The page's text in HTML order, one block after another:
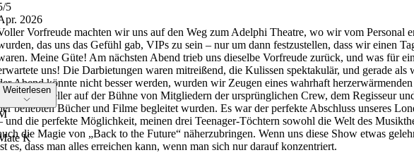
/5
2026
Vorfreude machten wir uns auf den Weg zum Adelphi Theatre, wo wir vom Personal
das uns das Gefühl gab, VIPs zu sein – nur um dann festzustellen, dass wir einen
Meine Güte! Am nächsten Abend trieb uns dieselbe Vorfreude zurück, und was für
uns! Die Darbietungen waren mitreißend, die Kulissen spektakulär, und gerade als
Abend könnte nicht besser werden, wurden wir Zeugen eines wahrhaft
die Darsteller auf der Bühne von Mitgliedern der ursprünglichen Crew, dem Regisseur
beliebten Bücher und Filme begleitet wurden. Es war der perfekte Abschluss unseres
und die perfekte Möglichkeit, meinen drei Teenager-Töchtern sowohl die Welt des
die Magie von „Back to the Future“ näherzubringen. Wenn uns diese Show etwas
es, dass man alles erreichen kann, wenn man sich nur darauf konzentriert.
Weiterlesen
K